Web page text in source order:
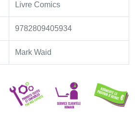
Livre Comics
9782809405934
Mark Waid